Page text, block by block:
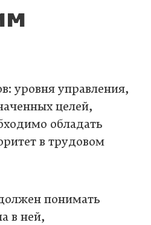
уровня управления,
целей,
обладать
в трудовом
понимать
в ней,